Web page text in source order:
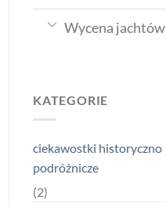
Wycena jachtów
KATEGORIE
ciekawostki historyczno
podróżnicze
(2)